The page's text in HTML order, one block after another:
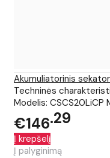
Akumuliatorinis
Techninės
Modelis: CSCS20LiCP
€146 29
Į krepšelį
Į palyginimą